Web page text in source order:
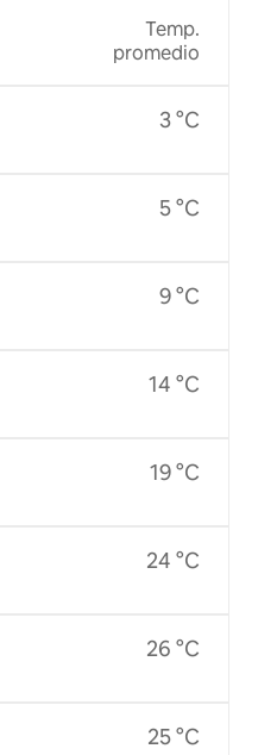
Temp.
promedio
3 °C
5 °C
9 °C
14 °C
19 °C
24 °C
26 °C
25 °C